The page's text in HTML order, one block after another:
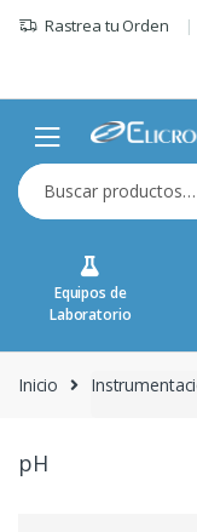
Rastrea tu Orden
Buscar
por:
Equipos de
Laboratorio
Inicio
pH